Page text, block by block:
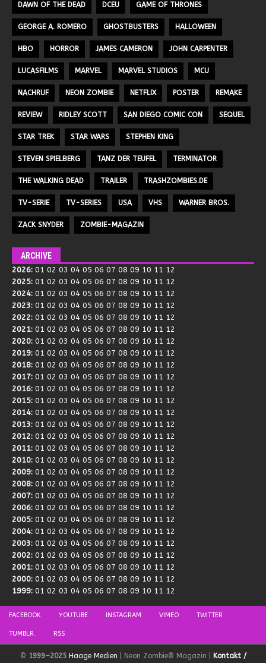
DAWN OF THE DEAD DCEU GAME OF THRONES
GEORGE A. ROMERO GHOSTBUSTERS HALLOWEEN
HBO HORROR JAMES CAMERON JOHN CARPENTER
LUCASFILMS MARVEL MARVEL STUDIOS MCU
NACHRUF NEON ZOMBIE NETFLIX POSTER REMAKE
REVIEW RIDLEY SCOTT SAN DIEGO COMIC CON SEQUEL
STAR TREK STAR WARS STEPHEN KING
STEVEN SPIELBERG TANZ DER TEUFEL TERMINATOR
THE WALKING DEAD TRAILER TRASHZOMBIES.DE
TV-SERIE TV-SERIES USA VHS WARNER BROS.
ZACK SNYDER ZOMBIE-MAGAZIN
ARCHIVE
2026: 01 02 03 04 05 06 07 08 09 10 11 12
2025: 01 02 03 04 05 06 07 08 09 10 11 12
2024: 01 02 03 04 05 06 07 08 09 10 11 12
2023: 01 02 03 04 05 06 07 08 09 10 11 12
2022: 01 02 03 04 05 06 07 08 09 10 11 12
2021: 01 02 03 04 05 06 07 08 09 10 11 12
2020: 01 02 03 04 05 06 07 08 09 10 11 12
2019: 01 02 03 04 05 06 07 08 09 10 11 12
2018: 01 02 03 04 05 06 07 08 09 10 11 12
2017: 01 02 03 04 05 06 07 08 09 10 11 12
2016: 01 02 03 04 05 06 07 08 09 10 11 12
2015: 01 02 03 04 05 06 07 08 09 10 11 12
2014: 01 02 03 04 05 06 07 08 09 10 11 12
2013: 01 02 03 04 05 06 07 08 09 10 11 12
2012: 01 02 03 04 05 06 07 08 09 10 11 12
2011: 01 02 03 04 05 06 07 08 09 10 11 12
2010: 01 02 03 04 05 06 07 08 09 10 11 12
2009: 01 02 03 04 05 06 07 08 09 10 11 12
2008: 01 02 03 04 05 06 07 08 09 10 11 12
2007: 01 02 03 04 05 06 07 08 09 10 11 12
2006: 01 02 03 04 05 06 07 08 09 10 11 12
2005: 01 02 03 04 05 06 07 08 09 10 11 12
2004: 01 02 03 04 05 06 07 08 09 10 11 12
2003: 01 02 03 04 05 06 07 08 09 10 11 12
2002: 01 02 03 04 05 06 07 08 09 10 11 12
2001: 01 02 03 04 05 06 07 08 09 10 11 12
2000: 01 02 03 04 05 06 07 08 09 10 11 12
1999: 01 02 03 04 05 06 07 08 09 10 11 12
FACEBOOK YOUTUBE INSTAGRAM VIMEO TWITTER
TUMBLR. RSS
© 1999–2025 Haage Medien | Neon Zombie® Magazin | Kontakt /